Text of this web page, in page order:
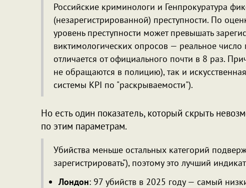
Российские криминологи и Генпрокуратура
(незарегистрированной) преступности. По
уровень преступности может превышать
виктимологических опросов — реальное
отличается от официального почти в 8 раз.
не обращаются в полицию), так и
системы KPI по "раскрываемости").
Но есть один показатель, который скрыть
по этим параметрам.
Убийства меньше остальных категорий
зарегистрировать"), поэтому это лучший
Лондон: 97 убийств в 2025 году — самый